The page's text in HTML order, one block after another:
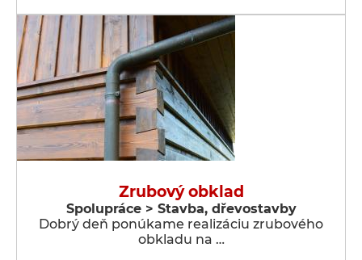
Zrubový obklad
Spolupráce > Stavba, dřevostavby
Dobrý deň ponúkame realizáciu zrubového
obkladu na …